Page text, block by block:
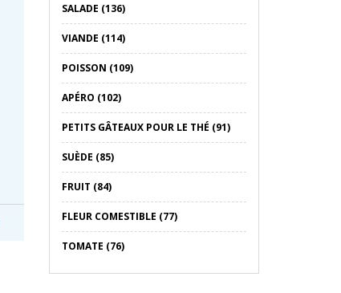
SALADE (136)
VIANDE (114)
POISSON (109)
APÉRO (102)
PETITS GÂTEAUX POUR LE THÉ (91)
SUÈDE (85)
FRUIT (84)
FLEUR COMESTIBLE (77)
TOMATE (76)